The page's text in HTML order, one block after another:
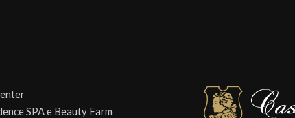
SPA e Beauty Farm